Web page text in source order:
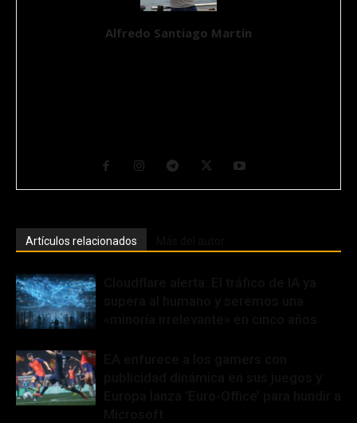
Alfredo Santiago Martín
Artículos relacionados